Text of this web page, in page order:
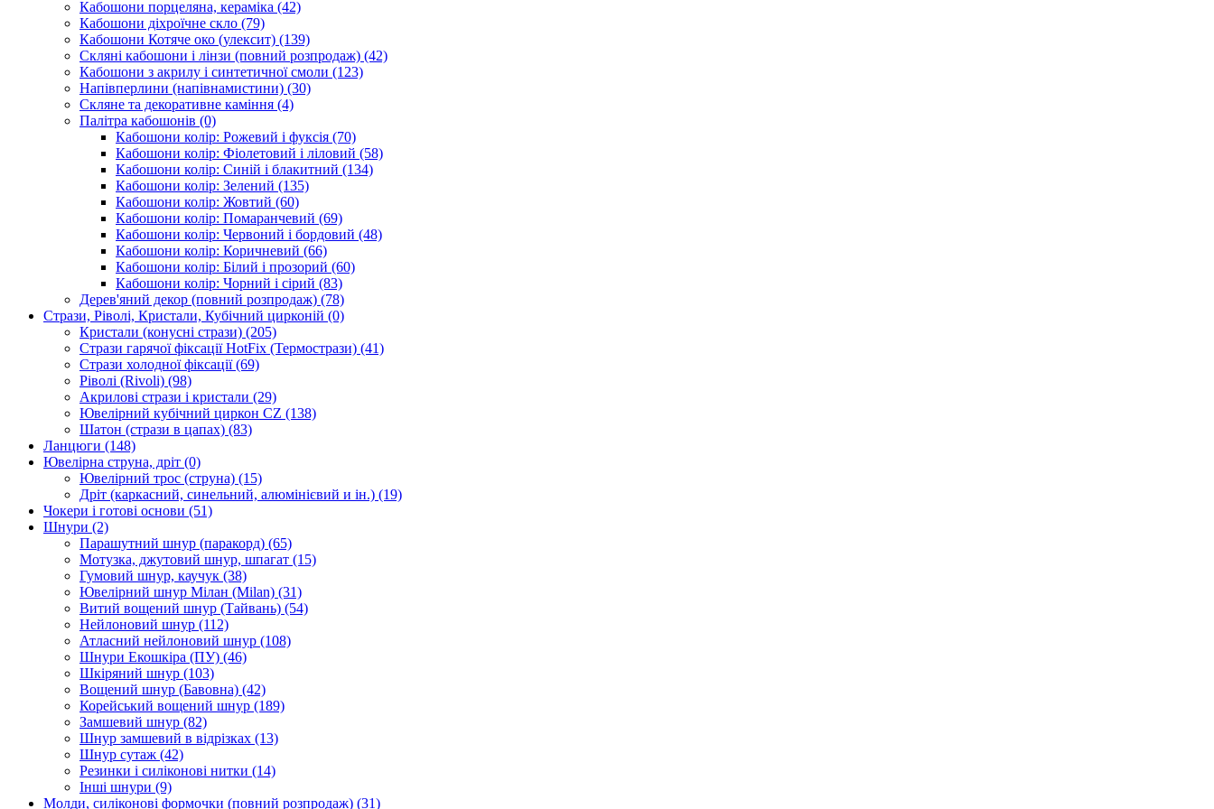
Кабошони порцеляна, кераміка (42)
Кабошони діхроїчне скло (79)
Кабошони Котяче око (улексит) (139)
Скляні кабошони і лінзи (повний розпродаж) (42)
Кабошони з акрилу і синтетичної смоли (123)
Напівперлини (напівнамистини) (30)
Скляне та декоративне каміння (4)
Палітра кабошонів (0)
Кабошони колір: Рожевий і фуксія (70)
Кабошони колір: Фіолетовий і ліловий (58)
Кабошони колір: Синій і блакитний (134)
Кабошони колір: Зелений (135)
Кабошони колір: Жовтий (60)
Кабошони колір: Помаранчевий (69)
Кабошони колір: Червоний і бордовий (48)
Кабошони колір: Коричневий (66)
Кабошони колір: Білий і прозорий (60)
Кабошони колір: Чорний і сірий (83)
Дерев'яний декор (повний розпродаж) (78)
Стрази, Ріволі, Кристали, Кубічний цирконій (0)
Кристали (конусні стрази) (205)
Стрази гарячої фіксації HotFix (Термострази) (41)
Стрази холодної фіксації(69)
Ріволі (Rivoli) (98)
Акрилові стрази і кристали (29)
Ювелірний кубічний циркон CZ (138)
Шатон (стрази в цапах) (83)
Ланцюги (148)
Ювелірна струна, дріт (0)
Ювелірний трос (струна) (15)
Дріт (каркасний, синельний, алюмінієвий и ін.) (19)
Чокери і готові основи (51)
Шнури (2)
Парашутний шнур (паракорд) (65)
Мотузка, джутовий шнур, шпагат (15)
Гумовий шнур, каучук (38)
Ювелірний шнур Мілан (Milan) (31)
Витий вощений шнур (Тайвань) (54)
Нейлоновий шнур (112)
Атласний нейлоновий шнур (108)
Шнури Екошкіра (ПУ) (46)
Шкіряний шнур (103)
Вощений шнур (Бавовна) (42)
Корейський вощений шнур (189)
Замшевий шнур (82)
Шнур замшевий в відрізках (13)
Шнур сутаж (42)
Резинки і силіконові нитки (14)
Інші шнури (9)
Молди, силіконові формочки (повний розпродаж) (31)